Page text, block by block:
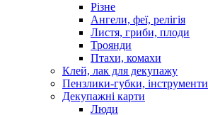
Різне
Ангели, феї, релігія
Листя, гриби, плоди
Троянди
Птахи, комахи
Клей, лак для декупажу
Пензлики-губки, інструменти
Декупажні карти
Люди